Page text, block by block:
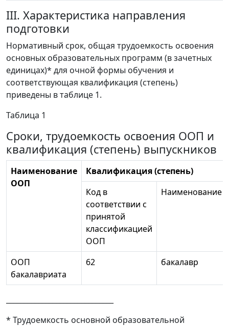
III. Характеристика направления
подготовки
Нормативный срок, общая трудоемкость освоения
основных образовательных программ (в зачетных
единицах)* для очной формы обучения и
соответствующая квалификация (степень)
приведены в таблице 1.
Таблица 1
Сроки, трудоемкость освоения ООП и
квалификация (степень) выпускников
Наименование
ООП
Квалификация (степень)
Код в
соответствии с
принятой
классификацией
ООП
Наименование
ООП
бакалавриата
62 бакалавр
* Трудоемкость основной образовательной